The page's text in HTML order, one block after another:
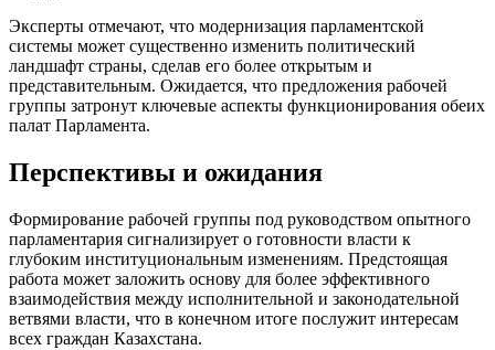
Эксперты отмечают, что модернизация парламентской
системы может существенно изменить политический
ландшафт страны, сделав его более открытым и
представительным. Ожидается, что предложения рабочей
группы затронут ключевые аспекты функционирования обеих
палат Парламента.
Перспективы и ожидания
Формирование рабочей группы под руководством опытного
парламентария сигнализирует о готовности власти к
глубоким институциональным изменениям. Предстоящая
работа может заложить основу для более эффективного
взаимодействия между исполнительной и законодательной
ветвями власти, что в конечном итоге послужит интересам
всех граждан Казахстана.